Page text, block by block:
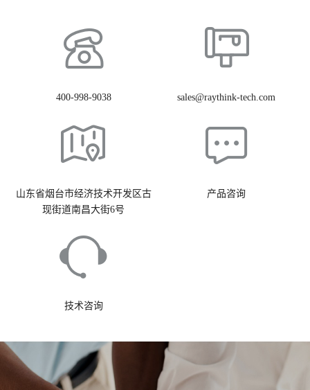
400-998-9038 sales@raythink-tech.com
山东省烟台市经济技术开发区古
现街道南昌大街6号
产品咨询
技术咨询